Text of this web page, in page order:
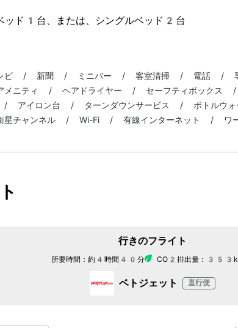
ッド1台、または、シングルベッド2台
ビ / 新聞 / ミニバー / 客室清掃 / 電話 / 専
ニティ / ヘアドライヤー / セーフティボックス
アイロン台 / ターンダウンサービス / ボトル
チャンネル / Wi-Fi / 有線インターネット / ワード
行きのフライト
所要時間： 約4時間40分 CO2排出量：
ベトジェット 直行便